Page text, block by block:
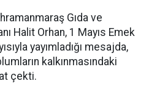
Gıda ve
Halit Orhan, 1 Mayıs Emek
yayımladığı mesajda,
kalkınmasındaki
çekti.